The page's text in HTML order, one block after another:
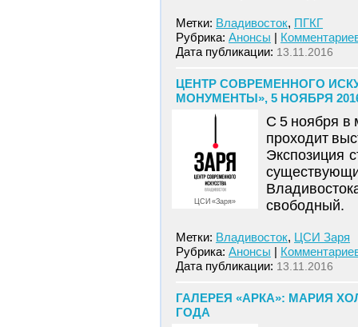
Метки: Владивосток, ПГКГ
Рубрика: Анонсы |
Дата публикации: 13.11.2016
ЦЕНТР СОВРЕМЕННОГО
МОНУМЕНТЫ», 5 НОЯБРЯ
ЦСИ «Заря»
С 5 ноября в
проходит
Экспозиция
свободный.
Метки: Владивосток, ЦСИ Заря
Рубрика: Анонсы |
Дата публикации: 13.11.2016
ГАЛЕРЕЯ «АРКА»: МАРИЯ
ГОДА